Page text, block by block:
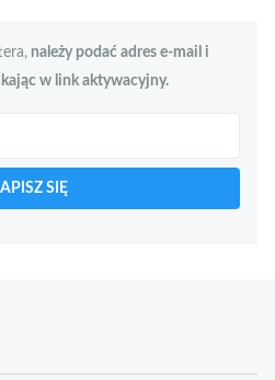
należy podać adres e-mail i
w link aktywacyjny.
SIĘ